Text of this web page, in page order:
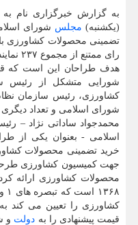
به گزارش خبرگزاری نام به
(یکشنبه) مجلس شورای
رای ممتنع از مجموع ۲۳۷ نماینده حاضر در مجلس به تصویب رسید.
هدف طراحان این است که
شورایی متشکل از رئیس
کشاورزی، رئیس سازمان
شورای اسلامی و تعداد دیگری
محمدجواد ساداتی نژاد –
اسلامی - بعنوان یکی از
خرید تضمینی محصولات
جهت کمیسیون کشاورزی
محصولات کشاورزی ارائه
کشاورزی را تعیین می کند
قیمت پیشنهادی را به دولت و